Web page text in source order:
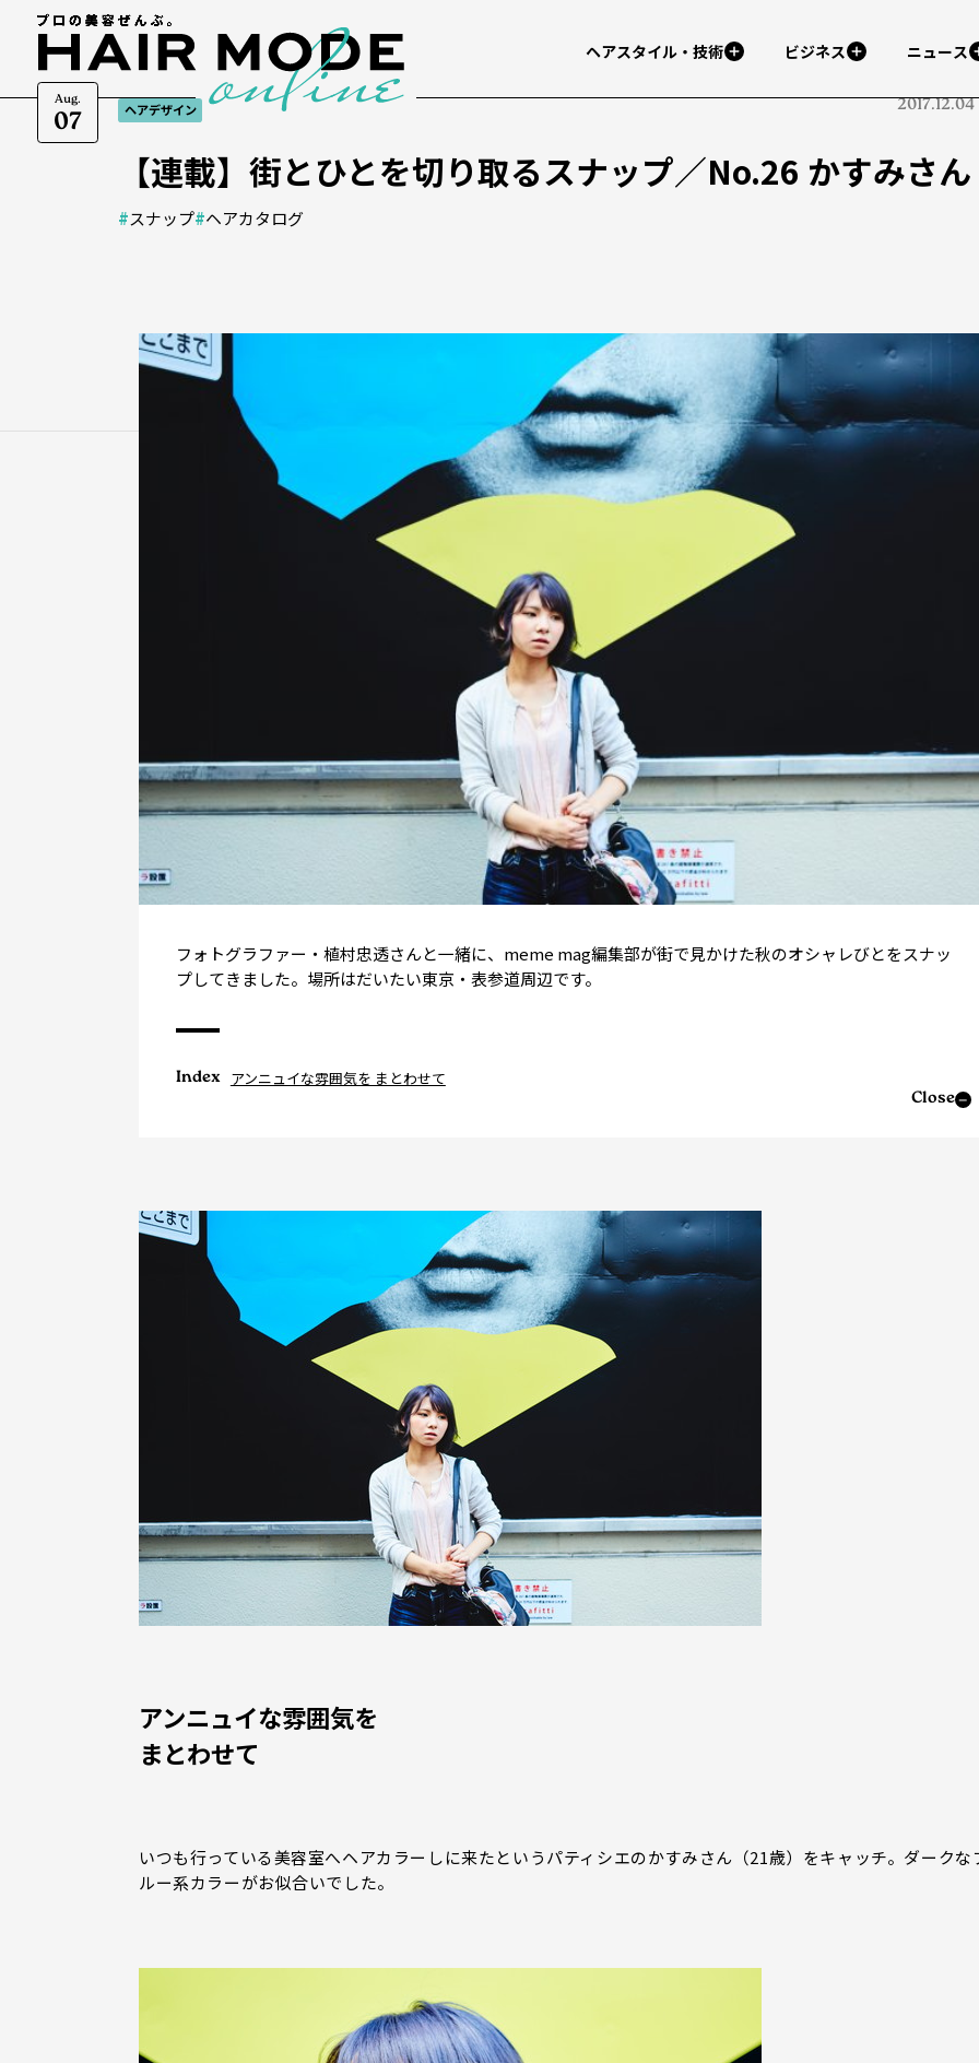
Aug.
07
ヘアスタイル・技術 ビジネス ニュース
ヘアデザイン 2017.12.04
【連載】街とひとを切り取るスナップ／No.26 かすみさん
#スナップ#ヘアカタログ
フォトグラファー・植村忠透さんと一緒に、meme mag編集部が街で見かけた秋のオシャレびとをスナッ
プしてきました。場所はだいたい東京・表参道周辺です。
Index
Close
アンニュイな雰囲気を まとわせて
アンニュイな雰囲気を
まとわせて
いつも行っている美容室へヘアカラーしに来たというパティシエのかすみさん（21歳）をキャッチ。ダークな
ルー系カラーがお似合いでした。